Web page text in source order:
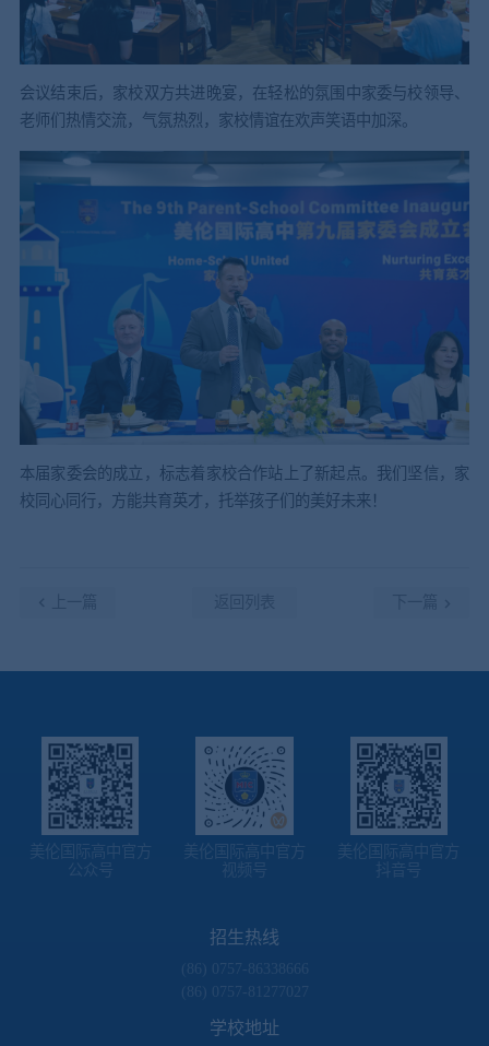
会议结束后，家校双方共进晚宴，在轻松的氛围中家委与校领导、
老师们热情交流，气氛热烈，家校情谊在欢声笑语中加深。
本届家委会的成立，标志着家校合作站上了新起点。我们坚信，家
校同心同行，方能共育英才，托举孩子们的美好未来！
美伦国际高中官方
公众号
美伦国际高中官方
视频号
美伦国际高中官方
抖音号
招生热线
(86) 0757-86338666
(86) 0757-81277027
学校地址